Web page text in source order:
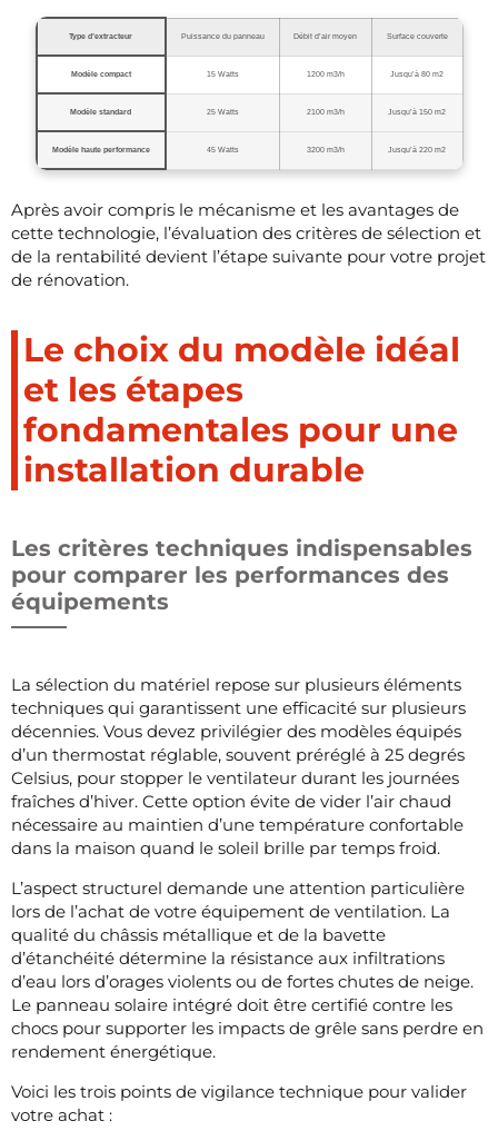
Type d’extracteur Puissance du panneau Débit d’air moyen Surface couverte
Modèle compact 15 Watts 1200 m3/h Jusqu’à 80 m2
Modèle standard 25 Watts 2100 m3/h Jusqu’à 150 m2
Modèle haute performance 45 Watts 3200 m3/h Jusqu’à 220 m2
Après avoir compris le mécanisme et les avantages de
cette technologie, l’évaluation des critères de sélection et
de la rentabilité devient l’étape suivante pour votre projet
de rénovation.
Le choix du modèle idéal
et les étapes
fondamentales pour une
installation durable
Les critères techniques indispensables
pour comparer les performances des
équipements
La sélection du matériel repose sur plusieurs éléments
techniques qui garantissent une efficacité sur plusieurs
décennies. Vous devez privilégier des modèles équipés
d’un thermostat réglable, souvent préréglé à 25 degrés
Celsius, pour stopper le ventilateur durant les journées
fraîches d’hiver. Cette option évite de vider l’air chaud
nécessaire au maintien d’une température confortable
dans la maison quand le soleil brille par temps froid.
L’aspect structurel demande une attention particulière
lors de l’achat de votre équipement de ventilation. La
qualité du châssis métallique et de la bavette
d’étanchéité détermine la résistance aux infiltrations
d’eau lors d’orages violents ou de fortes chutes de neige.
Le panneau solaire intégré doit être certifié contre les
chocs pour supporter les impacts de grêle sans perdre en
rendement énergétique.
Voici les trois points de vigilance technique pour valider
votre achat :